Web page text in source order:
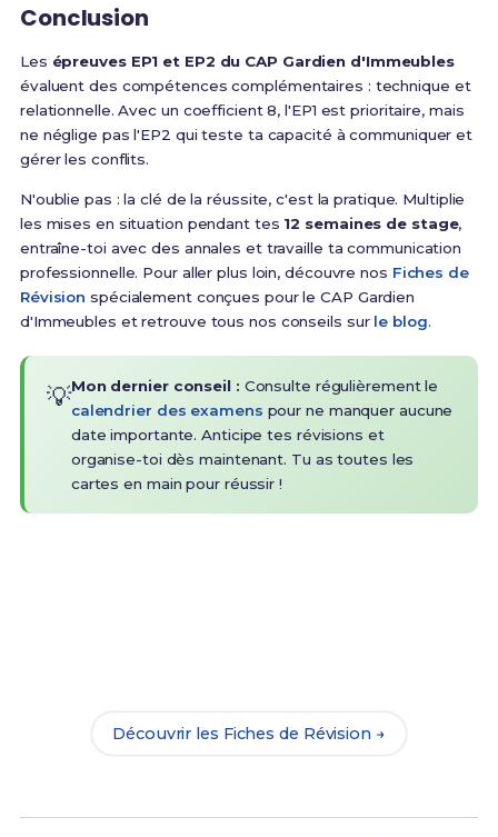
Conclusion
Les épreuves EP1 et EP2 du CAP Gardien d'Immeubles
évaluent des compétences complémentaires : technique et
relationnelle. Avec un coefficient 8, l'EP1 est prioritaire, mais
ne néglige pas l'EP2 qui teste ta capacité à communiquer et
gérer les conflits.
N'oublie pas : la clé de la réussite, c'est la pratique. Multiplie
les mises en situation pendant tes 12 semaines de stage,
entraîne-toi avec des annales et travaille ta communication
professionnelle. Pour aller plus loin, découvre nos Fiches de
Révision spécialement conçues pour le CAP Gardien
d'Immeubles et retrouve tous nos conseils sur le blog.
💡Mon dernier conseil : Consulte régulièrement le
calendrier des examens pour ne manquer aucune
date importante. Anticipe tes révisions et
organise-toi dès maintenant. Tu as toutes les
cartes en main pour réussir !
Découvrir les Fiches de Révision →